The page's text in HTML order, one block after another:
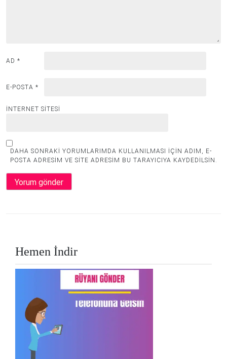
AD *
E-POSTA *
İNTERNET SITESI
DAHA SONRAKI YORUMLARIMDA KULLANILMASI IÇIN ADIM, E-
POSTA ADRESIM VE SITE ADRESIM BU TARAYICIYA KAYDEDILSIN.
Hemen İndir